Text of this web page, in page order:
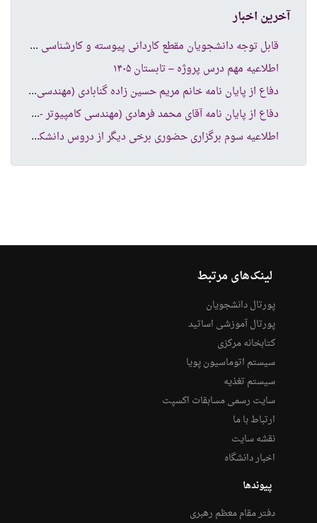
آخرین اخبار
قاب
ل توجه دانشجویان مقطع کاردانی پیوسته و کارشناسی ناپیوسته
اطلاعیه مهم درس پروژه – تابستان ۱۴۰۵
دفا
ع از پایان نامه خانم مریم حسین زاده گنابادی (مهندسی کامپیوتر نرم افزار )
دفا
ع از پایان نامه آقای محمد فرهادی (مهندسی کامپیوتر -شبکه های کامپیوتری )
اطل
اعیه سوم برگزاری حضوری برخی دیگر از دروس دانشکده کامپیوتر و فناوری اطلاعات
لینک‌های مرتبط
پورتال دانشجویان
پورتال آموزشی اساتید
کتابخانه مرکزی
سیستم اتوماسیون پویا
سیستم تغذیه
سایت رسمی مسابقات اکسپت
ارتباط با ما
نقشه سایت
اخبار دانشگاه
پیوندها
دفتر مقام معظم رهبری